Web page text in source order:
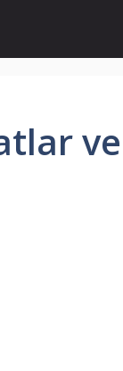
ve